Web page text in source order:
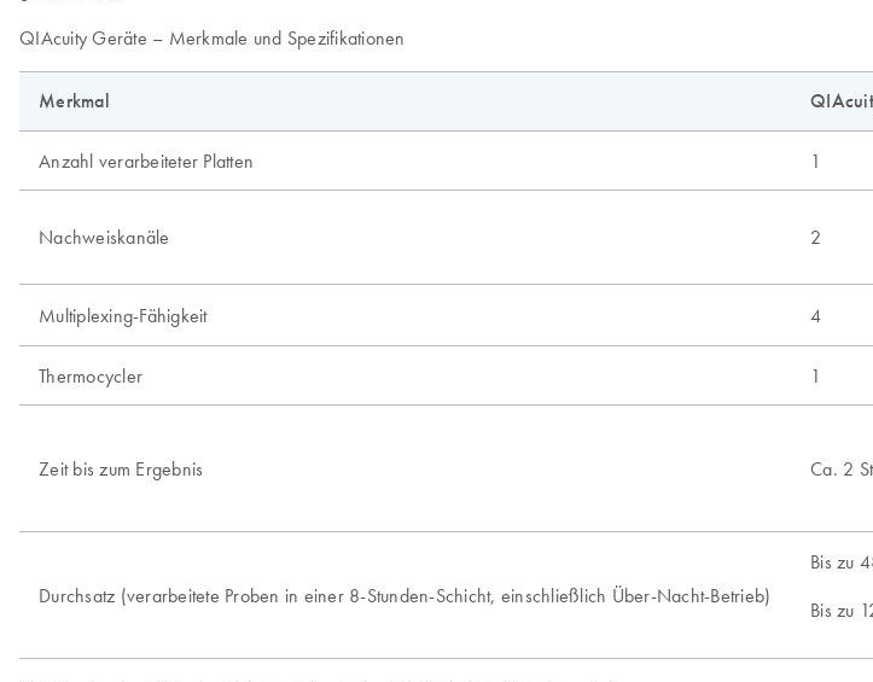
QIAcuity Geräte – Merkmale und Spezifikationen
Merkmal
Anzahl verarbeiteter Platten 1
Nachweiskanäle 2
Multiplexing-Fähigkeit 4
Thermocycler 1
Zeit bis zum Ergebnis Ca. 2
Durchsatz (verarbeitete Proben in einer 8-Stunden-Schicht, einschließlich Über-Nacht-Betrieb)
Bis zu
Bis zu